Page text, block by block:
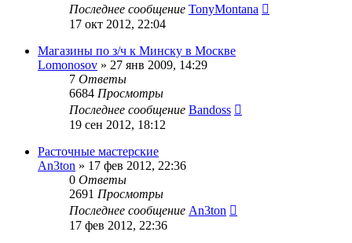
Последнее сообщение TonyMontana
17 окт 2012, 22:04
Магазины по з/ч к Минску в Москве
Lomonosov » 27 янв 2009, 14:29
7 Ответы
6684 Просмотры
Последнее сообщение Bandoss
19 сен 2012, 18:12
Расточные мастерские
An3ton » 17 фев 2012, 22:36
0 Ответы
2691 Просмотры
Последнее сообщение An3ton
17 фев 2012, 22:36